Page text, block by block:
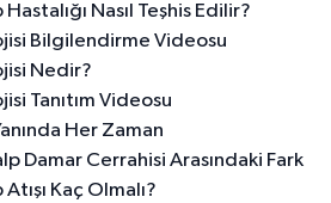
Nasıl Teşhis Edilir?
Bilgilendirme Videosu
Nedir?
Tanıtım Videosu
Her Zaman
Damar Cerrahisi Arasındaki Fark
Kaç Olmalı?